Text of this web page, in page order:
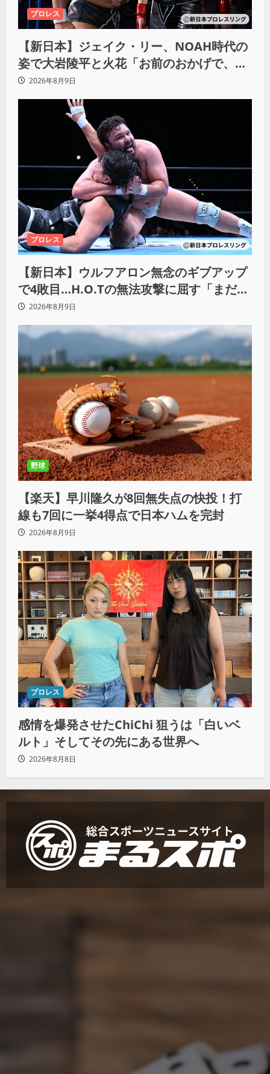
プロレス
【新日本】ジェイク・リー、NOAH時代の
姿で大岩陵平と火花「お前のおかげで、忘
れてたもの思い出したわ」
2026年8月9日
プロレス
【新日本】ウルフアロン無念のギブアップ
で4敗目…H.O.Tの無法攻撃に屈す「まだま
だ俺自身の力はこんなもんだなって」
2026年8月9日
野球
【楽天】早川隆久が8回無失点の快投！打
線も7回に一挙4得点で日本ハムを完封
2026年8月9日
プロレス
感情を爆発させたChiChi 狙うは「白いベ
ルト」そしてその先にある世界へ
2026年8月8日